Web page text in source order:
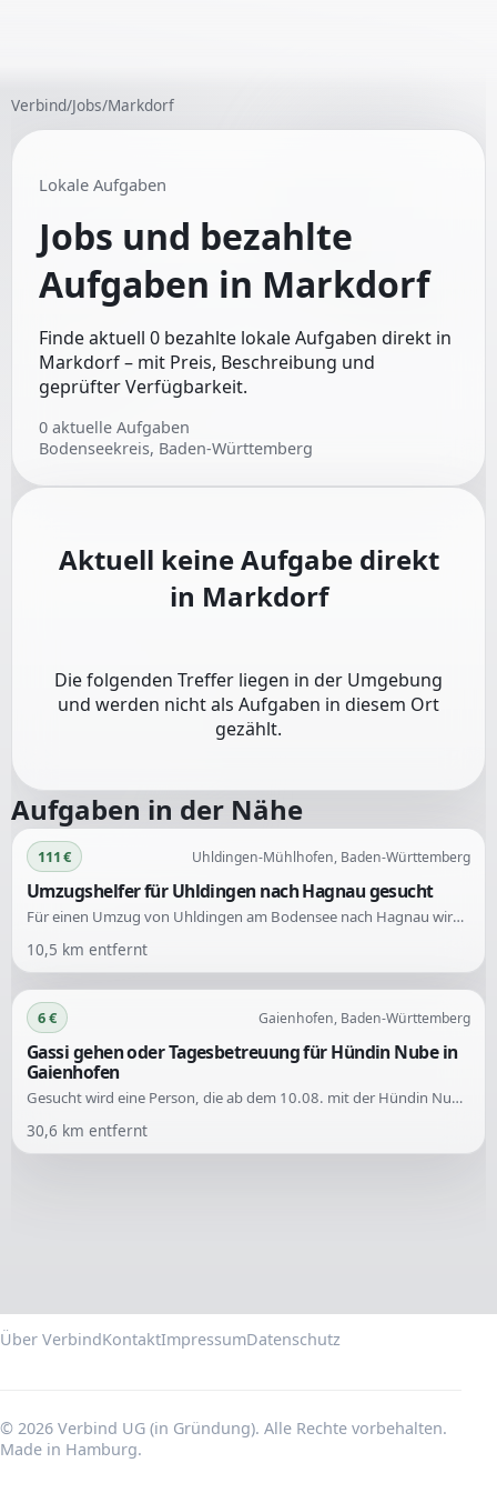
Verbind/Jobs/Markdorf
Lokale Aufgaben
Jobs und bezahlte
Aufgaben in Markdorf
Finde aktuell 0 bezahlte lokale Aufgaben direkt in
Markdorf – mit Preis, Beschreibung und
geprüfter Verfügbarkeit.
0 aktuelle Aufgaben
Bodenseekreis, Baden-Württemberg
Aktuell keine Aufgabe direkt
in Markdorf
Die folgenden Treffer liegen in der Umgebung
und werden nicht als Aufgaben in diesem Ort
gezählt.
Aufgaben in der Nähe
111 € Uhldingen-Mühlhofen, Baden-Württemberg
Umzugshelfer für Uhldingen nach Hagnau gesucht
Für einen Umzug von Uhldingen am Bodensee nach Hagnau wird Unterstützung gesucht. Der Umzug beinhaltet eine Doppelhaushälfte mit vier Zimmern im ersten Stock. Der Umzug muss bis zum 10.09. durchgeführt werden.
10,5 km entfernt
6 € Gaienhofen, Baden-Württemberg
Gassi gehen oder Tagesbetreuung für Hündin Nube in
Gaienhofen
Gesucht wird eine Person, die ab dem 10.08. mit der Hündin Nube (Podenco Mix) Gassi geht oder tagsüber betreut, während die Besitzerin arbeitet. Die Hilfe wird im Raum Gaienhofen benötigt.
30,6 km entfernt
Über VerbindKontaktImpressumDatenschutz
© 2026 Verbind UG (in Gründung). Alle Rechte vorbehalten.
Made in Hamburg.